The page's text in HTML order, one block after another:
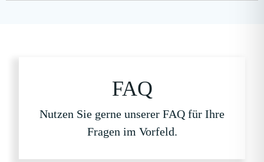
FAQ
Nutzen Sie gerne unserer FAQ für Ihre
Fragen im Vorfeld.